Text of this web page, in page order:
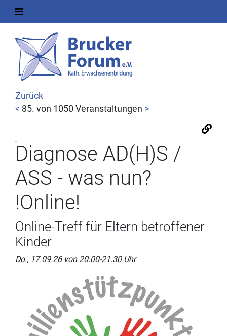
Zurück
< 85. von 1050 Veranstaltungen >
Diagnose AD(H)S /
ASS - was nun?
!Online!
Online-Treff für Eltern betroffener
Kinder
Do., 17.09.26 von 20.00-21.30 Uhr